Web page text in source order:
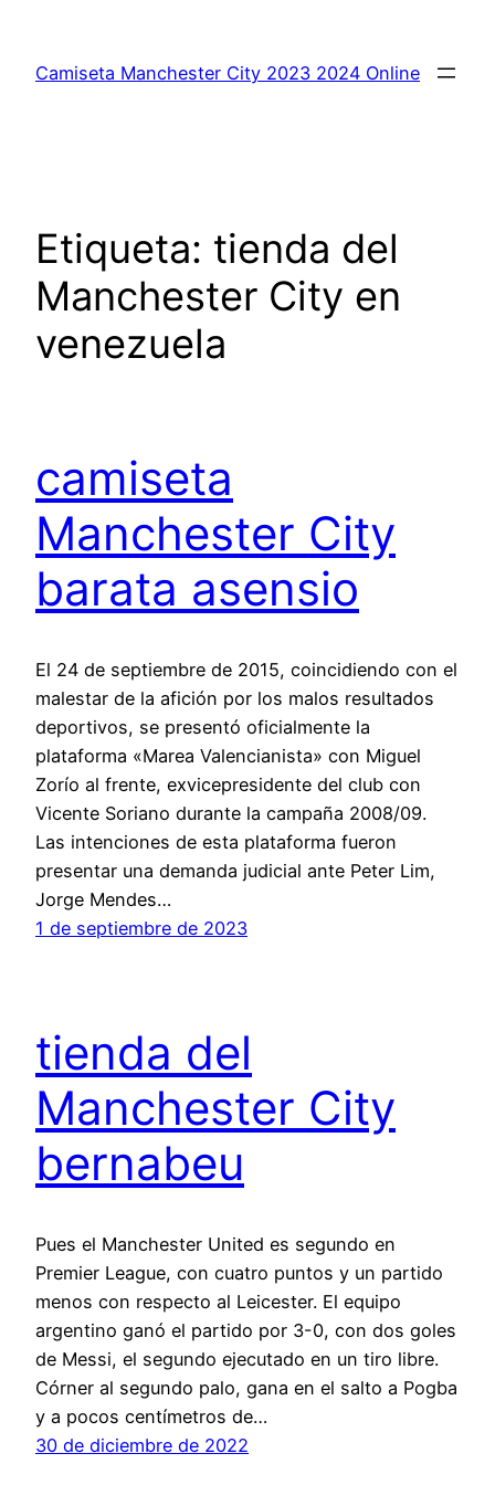
contenido
Camiseta Manchester City 2023 2024 Online
Etiqueta: tienda del
Manchester City en
venezuela
camiseta
Manchester City
barata asensio
El 24 de septiembre de 2015, coincidiendo con el
malestar de la afición por los malos resultados
deportivos, se presentó oficialmente la
plataforma «Marea Valencianista» con Miguel
Zorío al frente, exvicepresidente del club con
Vicente Soriano durante la campaña 2008/09.
Las intenciones de esta plataforma fueron
presentar una demanda judicial ante Peter Lim,
Jorge Mendes…
1 de septiembre de 2023
tienda del
Manchester City
bernabeu
Pues el Manchester United es segundo en
Premier League, con cuatro puntos y un partido
menos con respecto al Leicester. El equipo
argentino ganó el partido por 3-0, con dos goles
de Messi, el segundo ejecutado en un tiro libre.
Córner al segundo palo, gana en el salto a Pogba
y a pocos centímetros de…
30 de diciembre de 2022